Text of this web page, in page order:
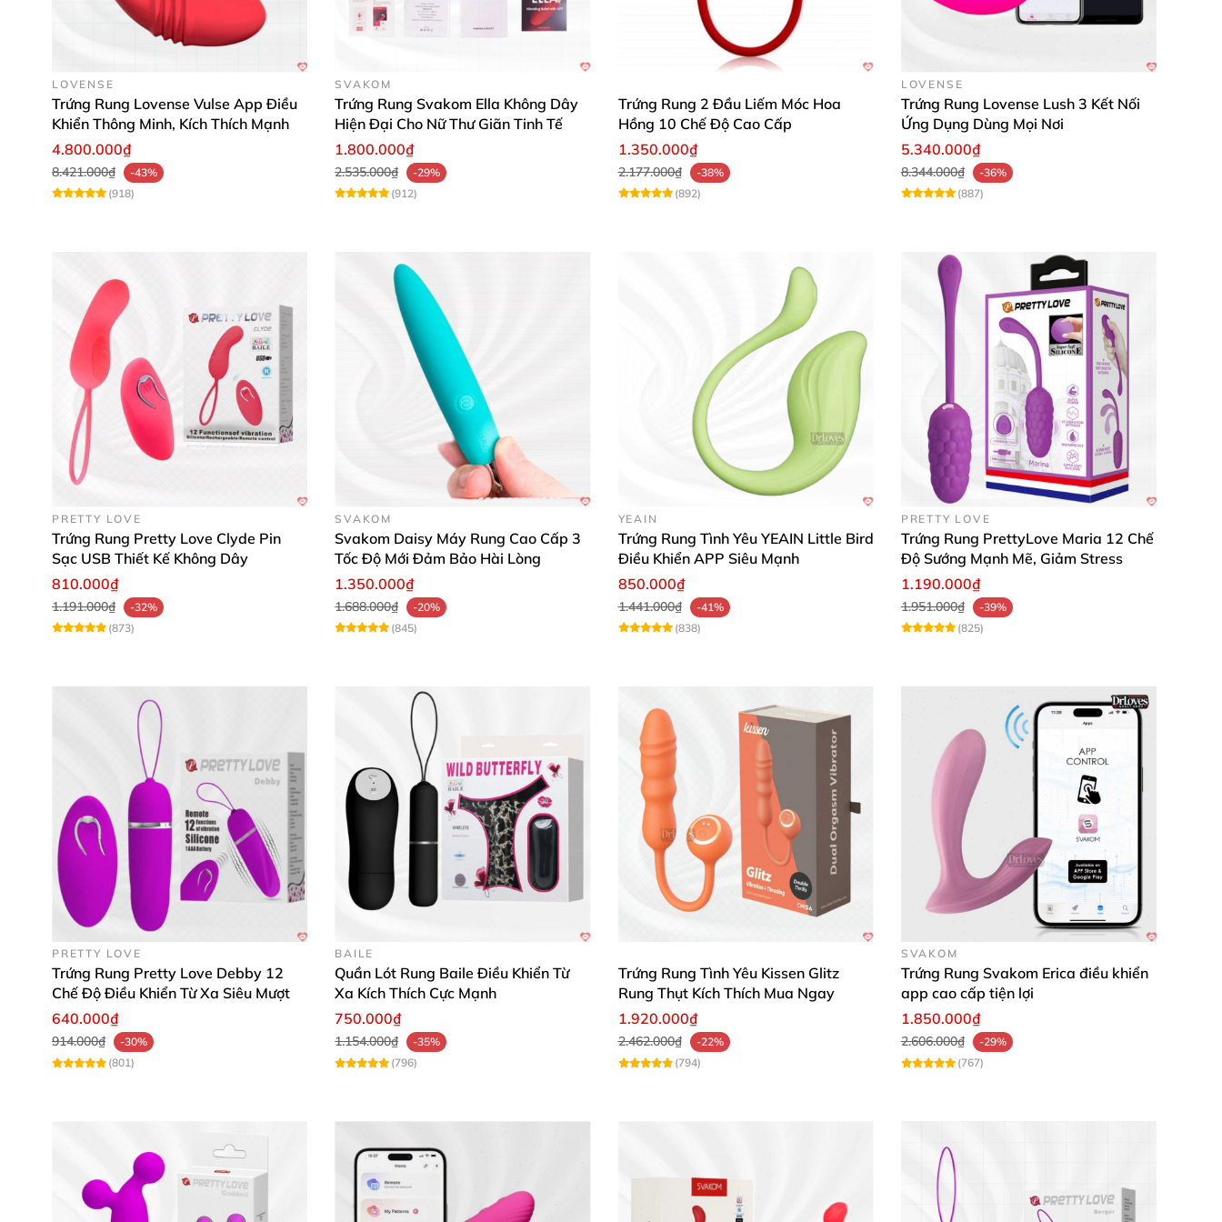
LOVENSE
Trứng Rung Lovense Vulse App Điều
Khiển Thông Minh, Kích Thích Mạnh
4.800.000₫
8.421.000₫
-43%
(918)
SVAKOM
Trứng Rung Svakom Ella Không Dây
Hiện Đại Cho Nữ Thư Giãn Tinh Tế
1.800.000₫
2.535.000₫
-29%
(912)
Trứng Rung 2 Đầu Liếm Móc Hoa
Hồng 10 Chế Độ Cao Cấp
1.350.000₫
2.177.000₫
-38%
(892)
LOVENSE
Trứng Rung Lovense Lush 3 Kết Nối
Ứng Dụng Dùng Mọi Nơi
5.340.000₫
8.344.000₫
-36%
(887)
PRETTY LOVE
Trứng Rung Pretty Love Clyde Pin
Sạc USB Thiết Kế Không Dây
810.000₫
1.191.000₫
-32%
(873)
SVAKOM
Svakom Daisy Máy Rung Cao Cấp 3
Tốc Độ Mới Đảm Bảo Hài Lòng
1.350.000₫
1.688.000₫
-20%
(845)
YEAIN
Trứng Rung Tình Yêu YEAIN Little Bird
Điều Khiển APP Siêu Mạnh
850.000₫
1.441.000₫
-41%
(838)
PRETTY LOVE
Trứng Rung PrettyLove Maria 12 Chế
Độ Sướng Mạnh Mẽ, Giảm Stress
1.190.000₫
1.951.000₫
-39%
(825)
PRETTY LOVE
Trứng Rung Pretty Love Debby 12
Chế Độ Điều Khiển Từ Xa Siêu Mượt
640.000₫
914.000₫
-30%
(801)
BAILE
Quần Lót Rung Baile Điều Khiển Từ
Xa Kích Thích Cực Mạnh
750.000₫
1.154.000₫
-35%
(796)
Trứng Rung Tình Yêu Kissen Glitz
Rung Thụt Kích Thích Mua Ngay
1.920.000₫
2.462.000₫
-22%
(794)
SVAKOM
Trứng Rung Svakom Erica điều khiển
app cao cấp tiện lợi
1.850.000₫
2.606.000₫
-29%
(767)